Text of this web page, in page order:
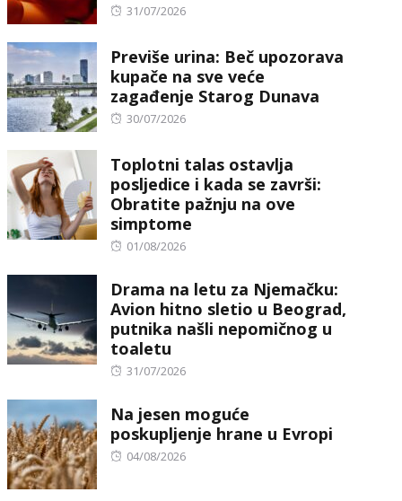
Posted
31/07/2026
Previše urina: Beč upozorava
kupače na sve veće
zagađenje Starog Dunava
Posted
30/07/2026
Toplotni talas ostavlja
posljedice i kada se završi:
Obratite pažnju na ove
simptome
Posted
01/08/2026
Drama na letu za Njemačku:
Avion hitno sletio u Beograd,
putnika našli nepomičnog u
toaletu
Posted
31/07/2026
Na jesen moguće
poskupljenje hrane u Evropi
Posted
04/08/2026